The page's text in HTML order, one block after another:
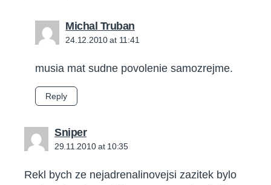
Michal Trubansays:
24.12.2010 at 11:41
musia mat sudne povolenie samozrejme.
Reply
Snipersays:
29.11.2010 at 10:35
Rekl bych ze nejadrenalinovejsi zazitek bylo